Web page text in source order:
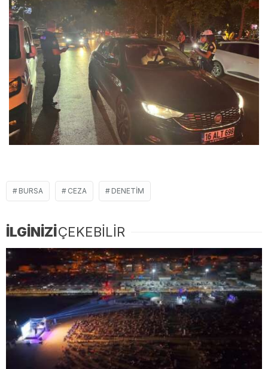
BURSA CEZA DENETIM
İLGİNİZİÇEKEBİLİR